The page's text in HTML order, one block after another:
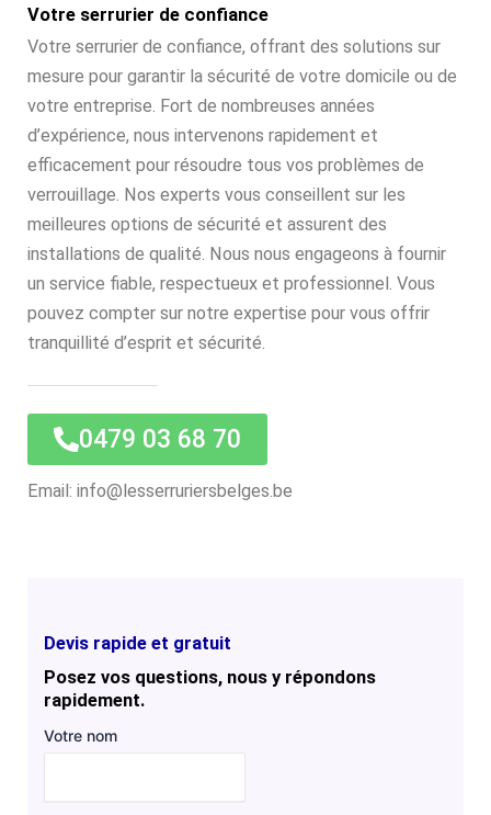
Votre serrurier de confiance
Votre serrurier de confiance, offrant des solutions sur
mesure pour garantir la sécurité de votre domicile ou de
votre entreprise. Fort de nombreuses années
d’expérience, nous intervenons rapidement et
efficacement pour résoudre tous vos problèmes de
verrouillage. Nos experts vous conseillent sur les
meilleures options de sécurité et assurent des
installations de qualité. Nous nous engageons à fournir
un service fiable, respectueux et professionnel. Vous
pouvez compter sur notre expertise pour vous offrir
tranquillité d’esprit et sécurité.
0479 03 68 70
Email: info@lesserruriersbelges.be
Devis rapide et gratuit
Posez vos questions, nous y répondons
rapidement.
Votre nom